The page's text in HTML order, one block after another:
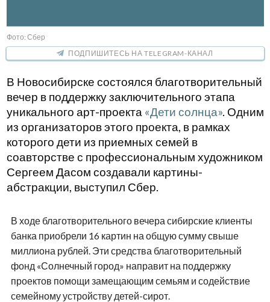
Фото: Сбер
ПОДПИШИТЕСЬ НА TELEGRAM-КАНАЛ
В Новосибирске состоялся благотворительный
вечер в поддержку заключительного этапа
уникального арт-проекта «Дети солнца». Одним
из организаторов этого проекта, в рамках
которого дети из приемных семей в
соавторстве с профессиональным художником
Сергеем Дасом создавали картины-
абстракции, выступил Сбер.
В ходе благотворительного вечера сибирские клиенты
банка приобрели 16 картин на общую сумму свыше
миллиона рублей. Эти средства благотворительный
фонд «Солнечный город» направит на поддержку
проектов помощи замещающим семьям и содействие
семейному устройству детей-сирот.